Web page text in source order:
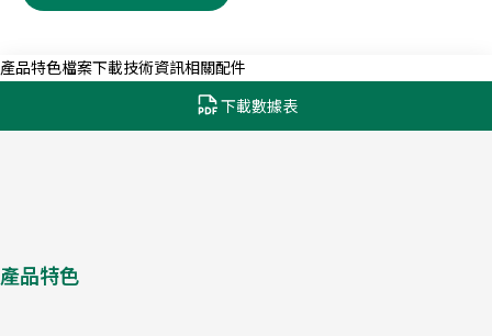
產品特色檔案下載技術資訊相關配件
下載數據表
產品特色